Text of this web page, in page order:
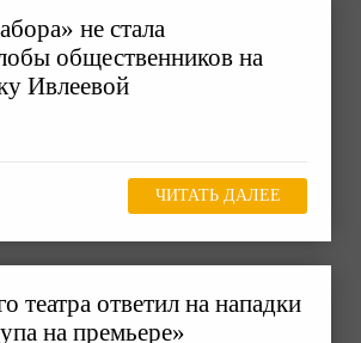
не стала
общественников на
Ивлеевой
ЧИТАТЬ ДАЛЕЕ
театра ответил на нападки
на премьере»